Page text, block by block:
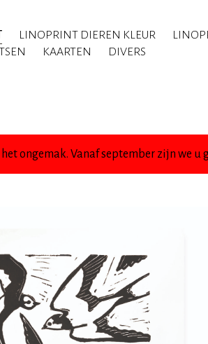
LINOPRINT DIEREN KLEUR
KAARTEN DIVERS
ongemak. Vanaf september zijn we u